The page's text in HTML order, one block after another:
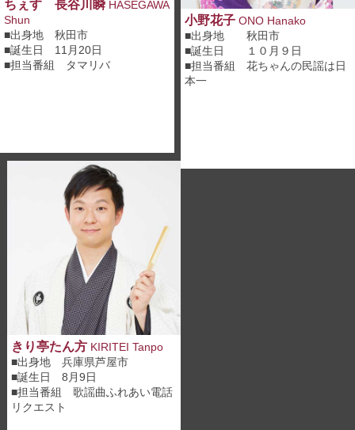
小野花子 ONO Hanako
■出身地 秋田市
■誕生日 １０月９日
■担当番組花ちゃんの民謡は日
本一
ちぇす 長谷川瞬 HASEGAWA
Shun
■出身地 秋田市
■誕生日 11月20日
■担当番組
タマリバ
きり亭たん方KIRITEI Tanpo
■出身地 兵庫県芦屋市
■誕生日 8月9日
■担当番組 歌謡曲ふれあい電話
リクエスト